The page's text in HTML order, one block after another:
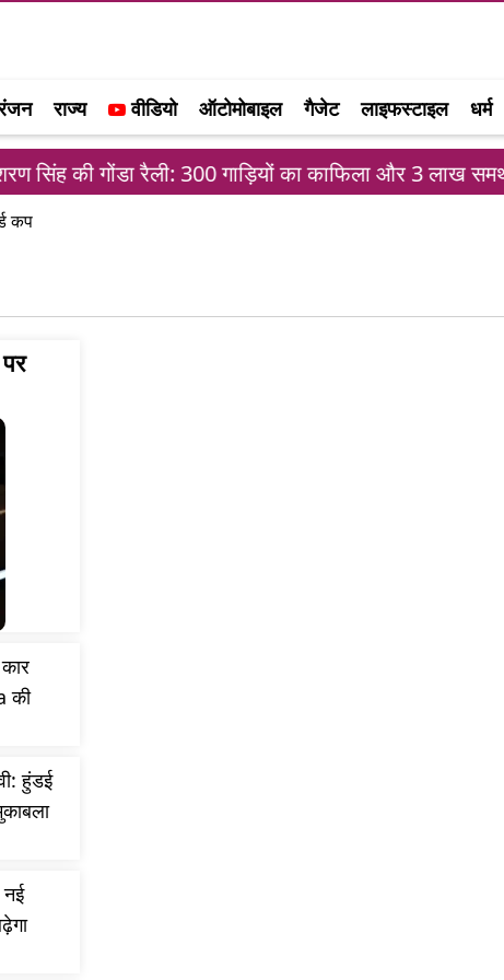
राज्य वीडियो ऑटोमोबाइल गैजेट लाइफस्टाइल धर्म
सिंह की गोंडा रैली: 300 गाड़ियों का काफिला और 3 लाख समर्थक
कप
की
हुंडई
नई